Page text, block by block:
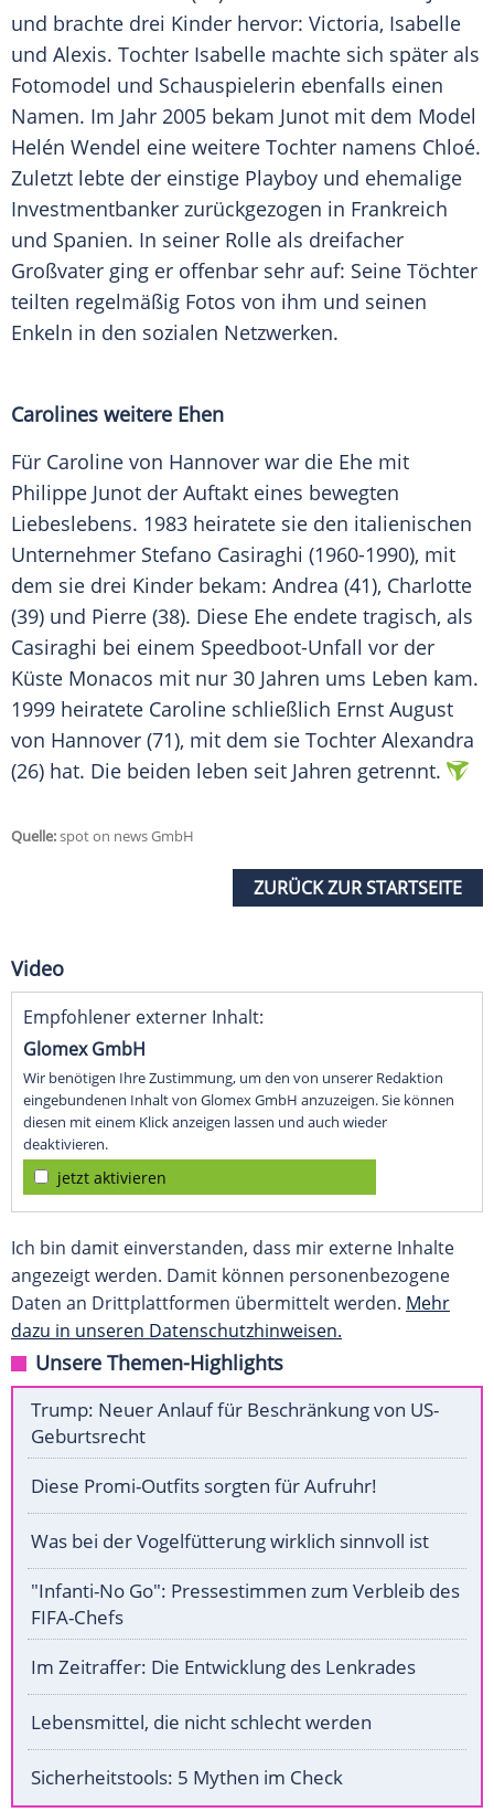
und brachte drei Kinder hervor: Victoria, Isabelle
und Alexis. Tochter Isabelle machte sich später als
Fotomodel und Schauspielerin ebenfalls einen
Namen. Im Jahr 2005 bekam Junot mit dem Model
Helén Wendel eine weitere Tochter namens Chloé.
Zuletzt lebte der einstige Playboy und ehemalige
Investmentbanker zurückgezogen in Frankreich
und Spanien. In seiner Rolle als dreifacher
Großvater ging er offenbar sehr auf: Seine Töchter
teilten regelmäßig Fotos von ihm und seinen
Enkeln in den sozialen Netzwerken.
Carolines weitere Ehen
Für Caroline von Hannover war die Ehe mit
Philippe Junot der Auftakt eines bewegten
Liebeslebens. 1983 heiratete sie den italienischen
Unternehmer Stefano Casiraghi (1960-1990), mit
dem sie drei Kinder bekam: Andrea (41), Charlotte
(39) und Pierre (38). Diese Ehe endete tragisch, als
Casiraghi bei einem Speedboot-Unfall vor der
Küste Monacos mit nur 30 Jahren ums Leben kam.
1999 heiratete Caroline schließlich Ernst August
von Hannover (71), mit dem sie Tochter Alexandra
(26) hat. Die beiden leben seit Jahren getrennt.
Quelle:spot on news GmbH
ZURÜCK ZUR STARTSEITE
Video
Empfohlener externer Inhalt:
Glomex GmbH
Wir benötigen Ihre Zustimmung, um den von unserer Redaktion
eingebundenen Inhalt von Glomex GmbH anzuzeigen. Sie können
diesen mit einem Klick anzeigen lassen und auch wieder
deaktivieren.
jetzt aktivieren
Ich bin damit einverstanden, dass mir externe Inhalte
angezeigt werden. Damit können personenbezogene
Daten an Drittplattformen übermittelt werden. Mehr
dazu in unseren Datenschutzhinweisen.
Unsere Themen-Highlights
Trump: Neuer Anlauf für Beschränkung von US-
Geburtsrecht
Diese Promi-Outfits sorgten für Aufruhr!
Was bei der Vogelfütterung wirklich sinnvoll ist
"Infanti-No Go": Pressestimmen zum Verbleib des
FIFA-Chefs
Im Zeitraffer: Die Entwicklung des Lenkrades
Lebensmittel, die nicht schlecht werden
Sicherheitstools: 5 Mythen im Check